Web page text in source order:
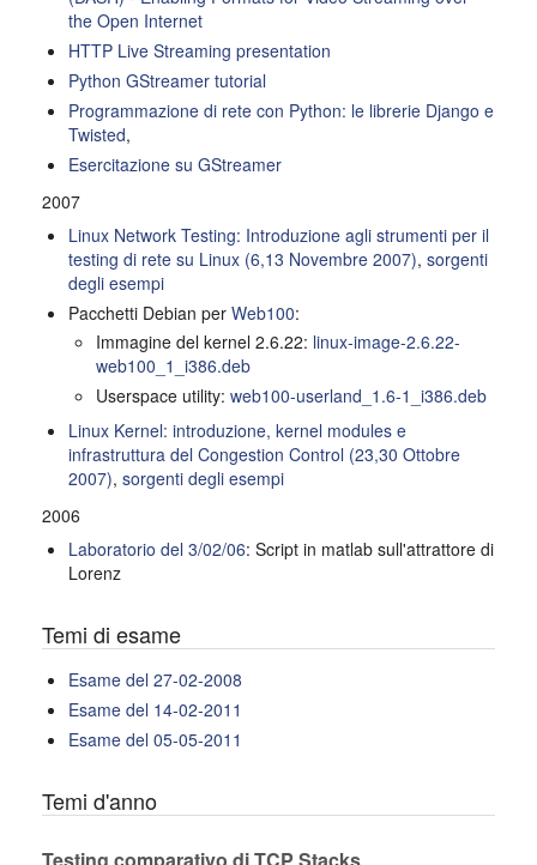
the Open Internet
HTTP Live Streaming presentation
Python GStreamer tutorial
Programmazione di rete con Python: le librerie Django e
Twisted,
Esercitazione su GStreamer
2007
Linux Network Testing: Introduzione agli strumenti per il
testing di rete su Linux (6,13 Novembre 2007),sorgenti
degli esempi
Pacchetti Debian perWeb100:
Immagine del kernel 2.6.22: linux-image-2.6.22-
web100_1_i386.deb
Userspace utility: web100-userland_1.6-1_i386.deb
Linux Kernel: introduzione, kernel modules e
infrastruttura del Congestion Control (23,30 Ottobre
2007),sorgenti degli esempi
2006
Laboratorio del 3/02/06: Script in matlab sull'attrattore di
Lorenz
Temi di esame
Esame del 27-02-2008
Esame del 14-02-2011
Esame del 05-05-2011
Temi d'anno